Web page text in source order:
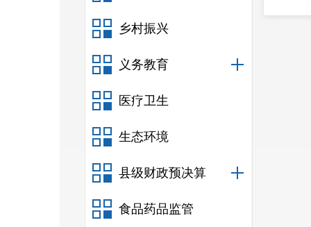
乡村振兴
义务教育
医疗卫生
生态环境
县级财政预决算
食品药品监管